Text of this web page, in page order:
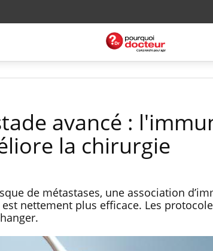
avancé :
la chirurgie
de métastases, une association
nettement plus efficace. Les